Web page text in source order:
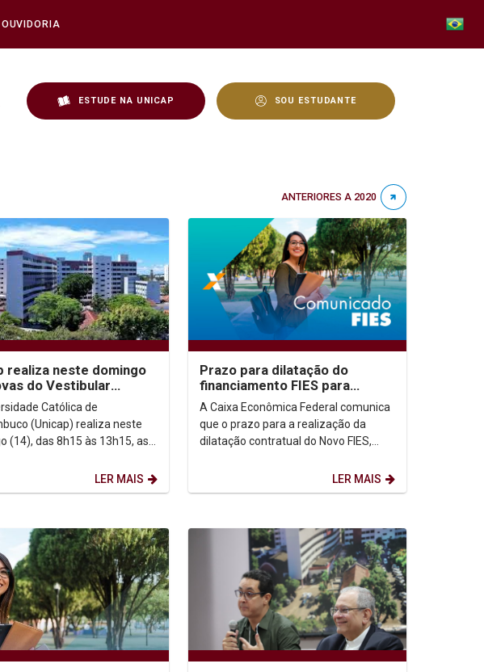
OUVIDORIA
ESTUDE NA UNICAP SOU ESTUDANTE
ANTERIORES A 2020
realiza neste domingo
do Vestibular
Católica de
(Unicap) realiza neste
(14), das 8h15 às 13h15, as
LER MAIS
Prazo para dilatação do
financiamento FIES para
2026.2 se encerra dia 15/07
A Caixa Econômica Federal comunica
que o prazo para a realização da
dilatação contratual do Novo FIES,
LER MAIS